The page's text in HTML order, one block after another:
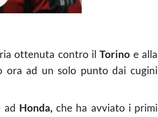
ottenuta contro ilTorino e alla
ora ad un solo punto dai cugini
ad Honda, che ha avviato i primi